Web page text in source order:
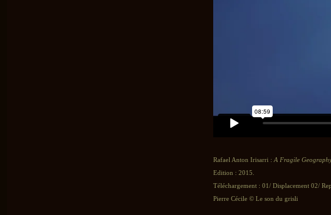
Rafael Anton Irisarri : A Fragile
Edition : 2015.
Téléchargement : 01/ Displacement 02/
Pierre Cécile © Le son du grisli